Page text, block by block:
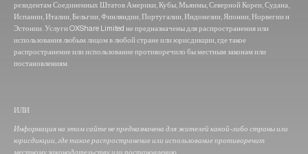
резидентам Соединенных Штатов Америки, Кубы, Мьянмы, Северной Кореи, Судана,
Испании, Италии, Бельгии, Финляндии, Португалии, Индонезии, Японии, Норвегии и
Эстонии. Услуги OXShare Limited не предназначены для распространения или
использования любым лицом в любой стране или юрисдикции, где такое
распространение или использование противоречило бы местным законам или
постановлениям.
ИЛИ
Информация на этом сайте не предназначена для жителей какой-либо страны или
юрисдикции, где такое распространение или использование противоречит
местному законодательству или постановлению.